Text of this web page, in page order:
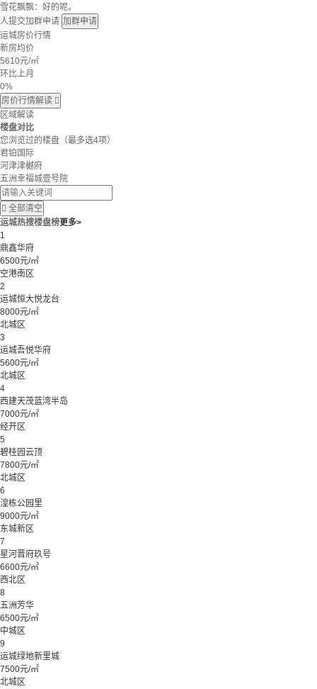
雪花飘飘：好的呢。
人提交加群申请 加群申请
运城房价行情
新房均价
5610元/㎡
环比上月
0%
房价行情解读 
区域解读
楼盘对比
您浏览过的楼盘 （最多选4项）
君铂国际
河津津樾府
五洲幸福城壹号院
 全部清空
运城热搜楼盘榜更多>
1
鼎鑫华府
6500元/㎡
空港南区
2
运城恒大悦龙台
8000元/㎡
北城区
3
运城吾悦华府
5600元/㎡
北城区
4
西建天茂蓝湾半岛
7000元/㎡
经开区
5
碧桂园云顶
7800元/㎡
北城区
6
湟栋公园里
9000元/㎡
东城新区
7
星河晋府玖号
6600元/㎡
西北区
8
五洲芳华
6500元/㎡
中城区
9
运城绿地新里城
7500元/㎡
北城区